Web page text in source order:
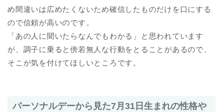
め間違いは広めたくないため確信したものだけを口にする
ので信頼が高いのです。
「あの人に聞いたらなんでもわかる」と思われています
が、調子に乗ると傍若無人な行動をとることがあるので、
そこが気を付けてほしいところです。
パーソナルデーから見た7月31日生まれの性格や